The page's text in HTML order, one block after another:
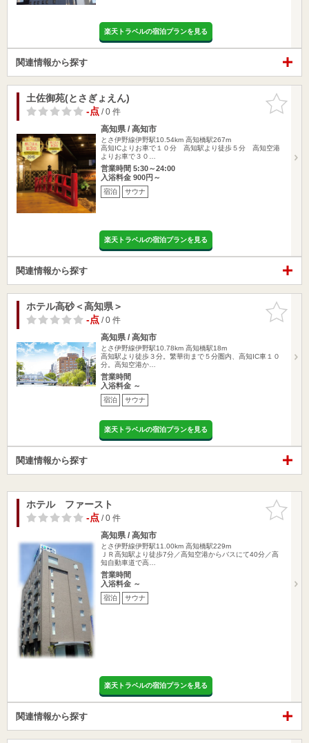
楽天トラベルの宿泊プランを見る
関連情報から探す
お気に入
りに追加
土佐御苑(とさぎょえん)
-点/ 0 件
高知県 / 高知市
とさ伊野線伊野駅10.54km 高知橋駅267m
高知ICよりお車で１０分 高知駅より徒歩５分 高知空港
よりお車で３０…
営業時間 5:30～24:00
入浴料金 900円～
宿泊 サウナ
楽天トラベルの宿泊プランを見る
関連情報から探す
お気に入
りに追加
ホテル高砂＜高知県＞
-点/ 0 件
高知県 / 高知市
とさ伊野線伊野駅10.78km 高知橋駅18m
高知駅より徒歩３分。繁華街まで５分圏内、高知IC車１０
分。高知空港か…
営業時間
入浴料金 ～
宿泊 サウナ
楽天トラベルの宿泊プランを見る
関連情報から探す
お気に入
りに追加
ホテル ファースト
-点/ 0 件
高知県 / 高知市
とさ伊野線伊野駅11.00km 高知橋駅229m
ＪＲ高知駅より徒歩7分／高知空港からバスにて40分／高
知自動車道で高…
営業時間
入浴料金 ～
宿泊 サウナ
楽天トラベルの宿泊プランを見る
関連情報から探す